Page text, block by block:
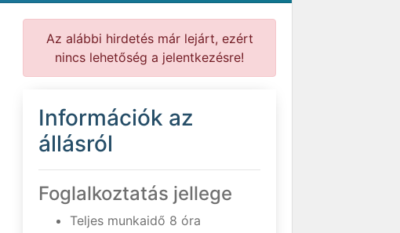
Az alábbi hirdetés már lejárt, ezért
nincs lehetőség a jelentkezésre!
Információk az
állásról
Foglalkoztatás jellege
Teljes munkaidő 8 óra